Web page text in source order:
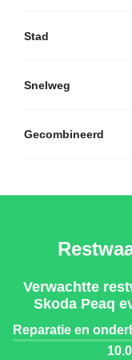
Stad
Snelweg
Gecombineerd
Verwachtte
Skoda Peaq
Reparatie en